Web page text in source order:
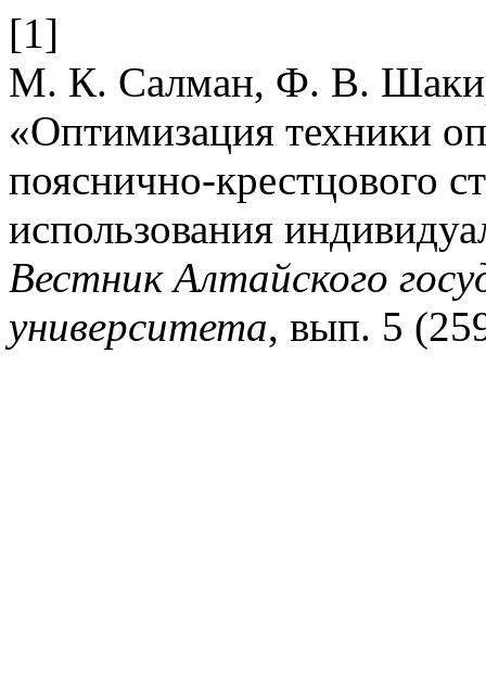
[1]
М. К. Салман, Ф. В.
«Оптимизация техники
пояснично-крестцового
использования
Вестник Алтайского
университета, вып. 5